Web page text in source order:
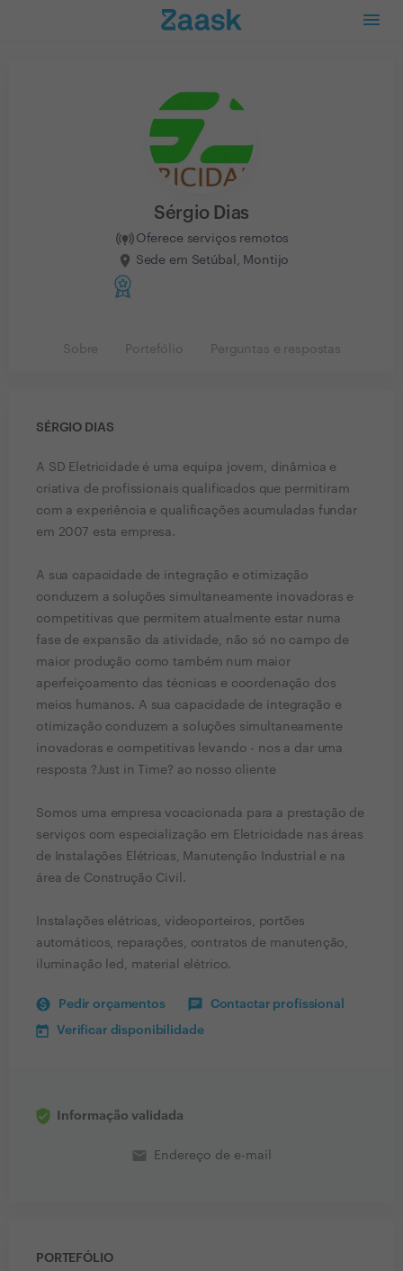
Sérgio Dias
Oferece serviços remotos
Sede em Setúbal, Montijo
Sobre Portefólio Perguntas e respostas
SÉRGIO DIAS
A SD Eletricidade é uma equipa jovem, dinâmica e
criativa de profissionais qualificados que permitiram
com a experiência e qualificações acumuladas fundar
em 2007 esta empresa.
A sua capacidade de integração e otimização
conduzem a soluções simultaneamente inovadoras e
competitivas que permitem atualmente estar numa
fase de expansão da atividade, não só no campo de
maior produção como também num maior
aperfeiçoamento das técnicas e coordenação dos
meios humanos. A sua capacidade de integração e
otimização conduzem a soluções simultaneamente
inovadoras e competitivas levando - nos a dar uma
resposta ?Just in Time? ao nosso cliente
Somos uma empresa vocacionada para a prestação de
serviços com especialização em Eletricidade nas áreas
de Instalações Elétricas, Manutenção Industrial e na
área de Construção Civil.
Instalações elétricas, videoporteiros, portões
automáticos, reparações, contratos de manutenção,
iluminação led, material elétrico.
Pedir orçamentos Contactar profissional
Verificar disponibilidade
Informação validada
email Endereço de e-mail
PORTEFÓLIO